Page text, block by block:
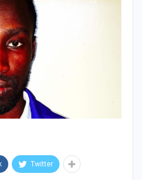
Twitter